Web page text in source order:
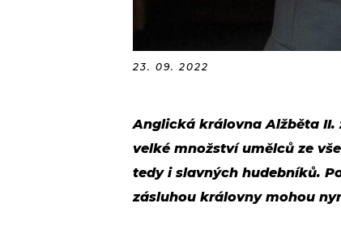
23. 09. 2022
Anglická královna Alžběta
velké množství umělců ze
tedy i slavných hudebníků.
zásluhou královny mohou